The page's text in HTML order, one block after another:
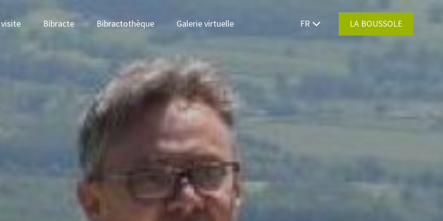
Bibracte Bibractothèque Galerie virtuelle FR LA BOUSSOLE